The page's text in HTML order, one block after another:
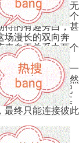
近百分之百，也无
量可以看作是一个
待的有趣旁白，甚
场漫长的双向奔
来自于关系中两个
或低的数字暂放一
实相伴里自然而然
证的情感“匹配
节，而非源于某
终只能连接彼此